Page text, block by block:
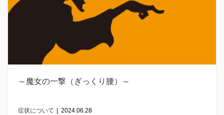
～魔女の一撃（ぎっくり腰）～
症状について | 2024.06.28